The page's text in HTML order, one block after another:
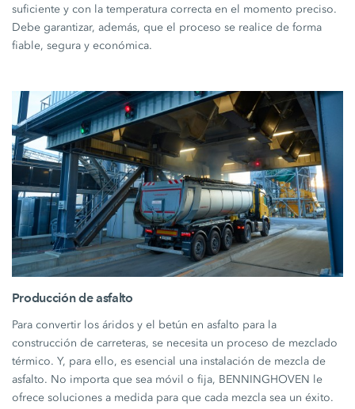
suficiente y con la temperatura correcta en el momento preciso.
Debe garantizar, además, que el proceso se realice de forma
fiable, segura y económica.
Producción de asfalto
Para convertir los áridos y el betún en asfalto para la
construcción de carreteras, se necesita un proceso de mezclado
térmico. Y, para ello, es esencial una instalación de mezcla de
asfalto. No importa que sea móvil o fija, BENNINGHOVEN le
ofrece soluciones a medida para que cada mezcla sea un éxito.